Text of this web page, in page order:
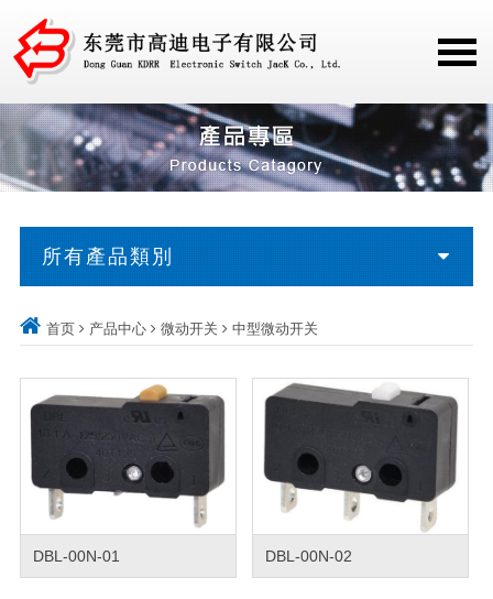
所有產品類別
首页 产品中心 微动开关 中型微动开关
DBL-00N-01 DBL-00N-02